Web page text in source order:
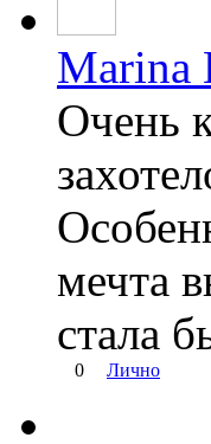
Marina
Очень
мечта
стала
0 Лично